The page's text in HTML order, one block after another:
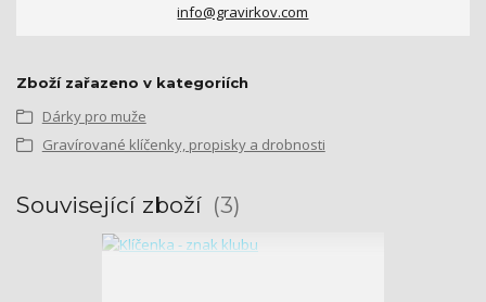
info@gravirkov.com
Zboží zařazeno v kategoriích
Dárky pro muže
Gravírované klíčenky, propisky a drobnosti
Související zboží 3